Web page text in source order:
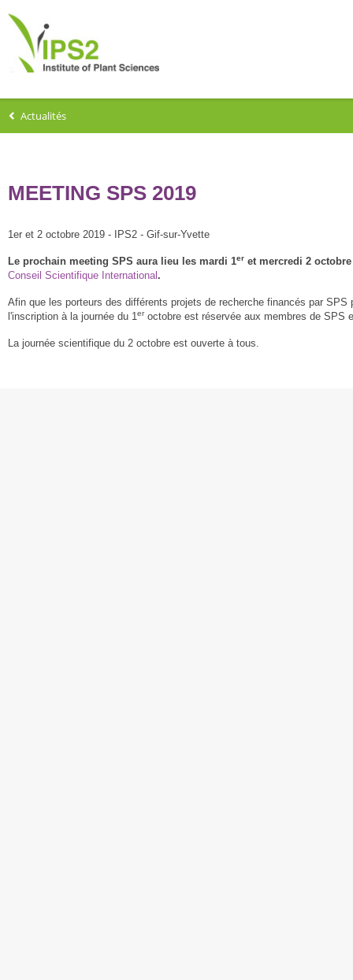
Actualités
MEETING SPS 2019
1er et 2 octobre 2019 - IPS2 - Gif-sur-Yvette
Le prochain meeting SPS aura lieu les mardi 1er et mercredi 2
Conseil Scientifique International.
Afin que les porteurs des différents projets de recherche financés par
l'inscription à la journée du 1 eroctobre est réservée aux membres de SPS
La journée scientifique du 2 octobre est ouverte à tous.